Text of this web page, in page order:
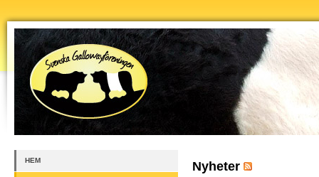
HEM Nyheter